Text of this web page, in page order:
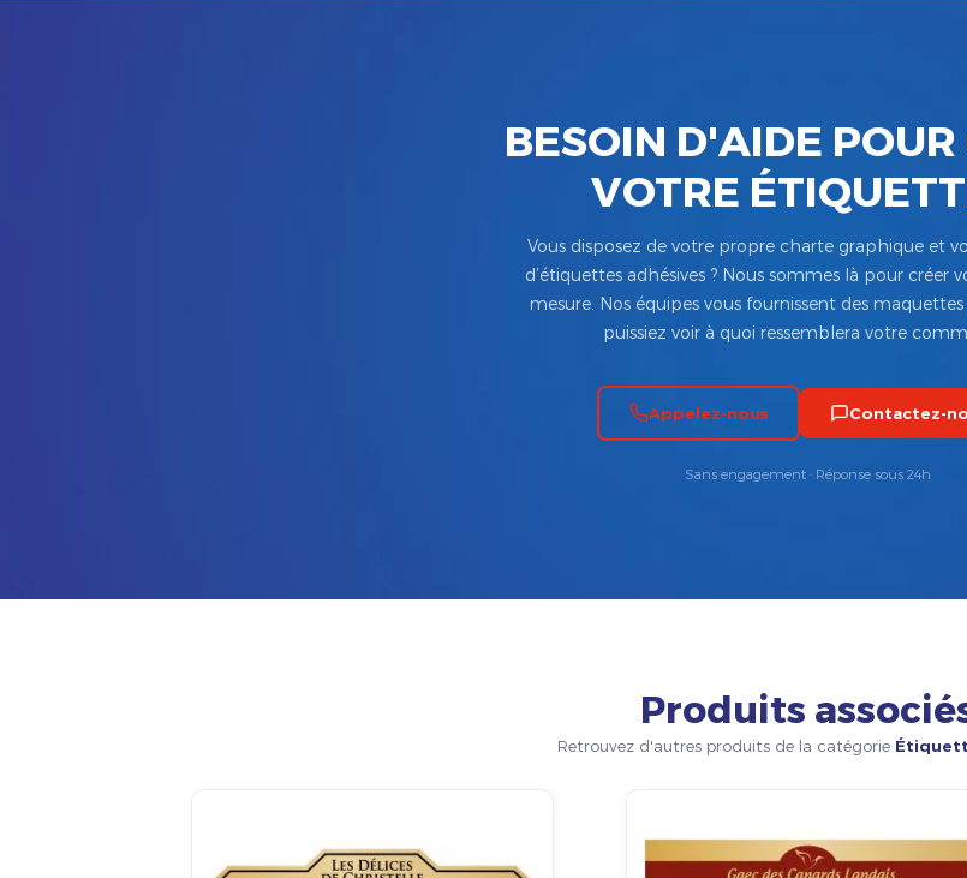
BESOIN D'AIDE POUR
VOTRE
Vous disposez de votre propre charte graphique et
d’étiquettes adhésives ? Nous sommes là pour créer
mesure. Nos équipes vous fournissent des
puissiez voir à quoi ressemblera votre
Appelez-nous Contactez-
Sans engagement · Réponse sous 24h
Produits
Retrouvez d'autres produits de la catégorie